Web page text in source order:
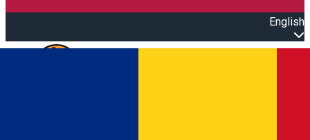
English